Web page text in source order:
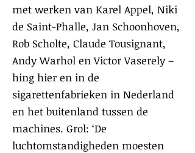
met werken van Karel Appel, Niki
de Saint-Phalle, Jan Schoonhoven,
Rob Scholte, Claude Tousignant,
Andy Warhol en Victor Vaserely –
hing hier en in de
sigarettenfabrieken in Nederland
en het buitenland tussen de
machines. Grol: ‘De
luchtomstandigheden moesten